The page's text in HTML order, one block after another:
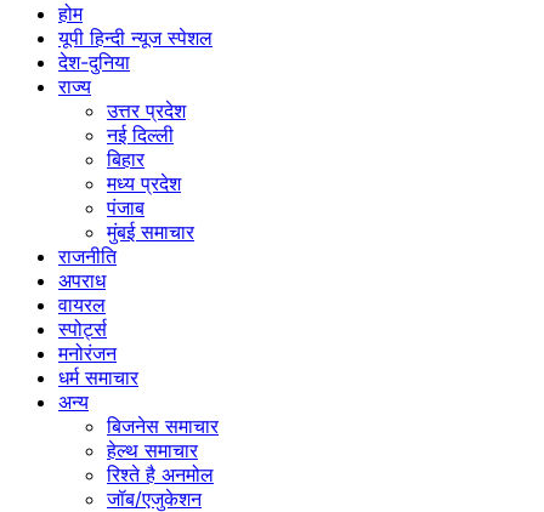
होम
यूपी हिन्दी न्यूज स्पेशल
देश-दुनिया
राज्य
उत्तर प्रदेश
नई दिल्ली
बिहार
मध्य प्रदेश
पंजाब
मुंबई समाचार
राजनीति
अपराध
वायरल
स्पोर्ट्स
मनोरंजन
धर्म समाचार
अन्य
बिजनेस समाचार
हेल्थ समाचार
रिश्ते है अनमोल
जॉब/एजुकेशन